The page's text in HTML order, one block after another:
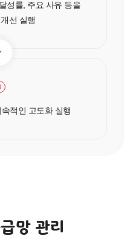
성률, 주요 사유 등을
선 실행
적인 고도화 실행
망 관리